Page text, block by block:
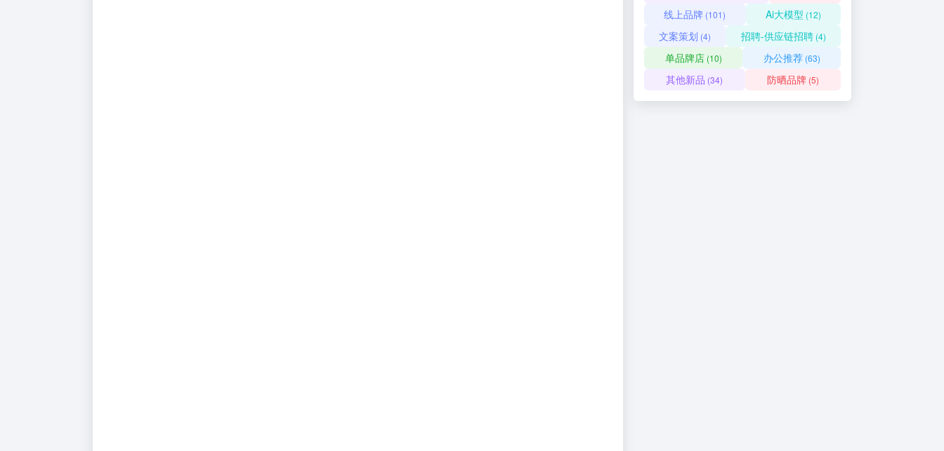
线上品牌 (101) Ai大模型 (12)
文案策划 (4) 招聘-供应链招聘(4)
单品牌店(10) 办公推荐(63)
其他新品 (34) 防晒品牌 (5)